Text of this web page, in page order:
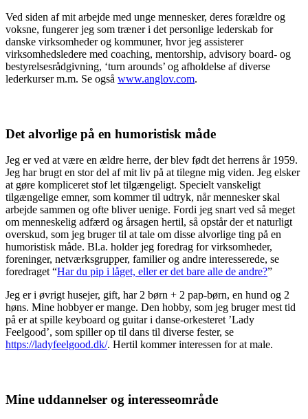
Ved siden af mit arbejde med unge mennesker, deres forældre og
voksne, fungerer jeg som træner i det personlige lederskab for
danske virksomheder og kommuner, hvor jeg assisterer
virksomhedsledere med coaching, mentorship, advisory board- og
bestyrelsesrådgivning, ‘turn arounds’ og afholdelse af diverse
lederkurser m.m. Se også www.anglov.com.
Det alvorlige på en humoristisk måde
Jeg er ved at være en ældre herre, der blev født det herrens år 1959.
Jeg har brugt en stor del af mit liv på at tilegne mig viden. Jeg elsker
at gøre kompliceret stof let tilgængeligt. Specielt vanskeligt
tilgængelige emner, som kommer til udtryk, når mennesker skal
arbejde sammen og ofte bliver uenige. Fordi jeg snart ved så meget
om menneskelig adfærd og årsagen hertil, så opstår der et naturligt
overskud, som jeg bruger til at tale om disse alvorlige ting på en
humoristisk måde. Bl.a. holder jeg foredrag for virksomheder,
foreninger, netværksgrupper, familier og andre interesserede, se
foredraget “Har du pip i låget, eller er det bare alle de andre?”
Jeg er i øvrigt husejer, gift, har 2 børn + 2 pap-børn, en hund og 2
høns. Mine hobbyer er mange. Den hobby, som jeg bruger mest tid
på er at spille keyboard og guitar i danse-orkesteret ’Lady
Feelgood’, som spiller op til dans til diverse fester, se
https://ladyfeelgood.dk/. Hertil kommer interessen for at male.
Mine uddannelser og interesseområde